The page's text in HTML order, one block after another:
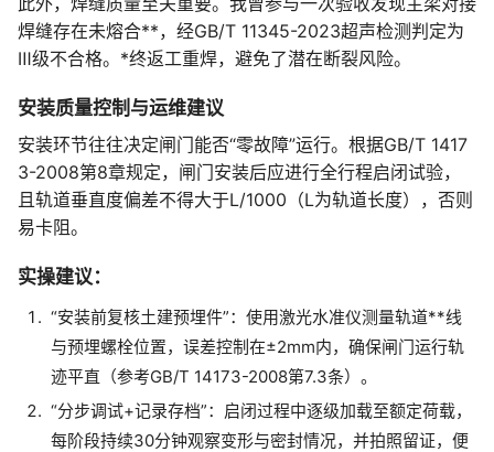
焊缝存在未熔合**，经GB/T 11345-2023超声检测判定为
Ⅲ级不合格。*终返工重焊，避免了潜在断裂风险。
安装质量控制与运维建议
安装环节往往决定闸门能否“零故障”运行。根据GB/T 1417
3-2008第8章规定，闸门安装后应进行全行程启闭试验，
且轨道垂直度偏差不得大于L/1000（L为轨道长度），否则
易卡阻。
实操建议：
“安装前复核土建预埋件”：使用激光水准仪测量轨道**线
与预埋螺栓位置，误差控制在±2mm内，确保闸门运行轨
迹平直（参考GB/T 14173-2008第7.3条）。
“分步调试+记录存档”：启闭过程中逐级加载至额定荷载，
每阶段持续30分钟观察变形与密封情况，并拍照留证，便